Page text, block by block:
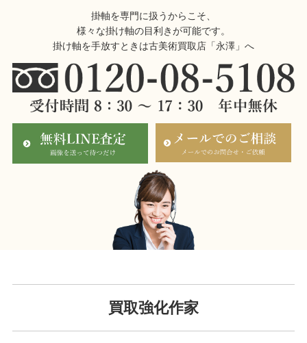
掛軸を専門に扱うからこそ、
様々な掛け軸の目利きが可能です。
掛け軸を手放すときは古美術買取店「永澤」へ
買取強化作家